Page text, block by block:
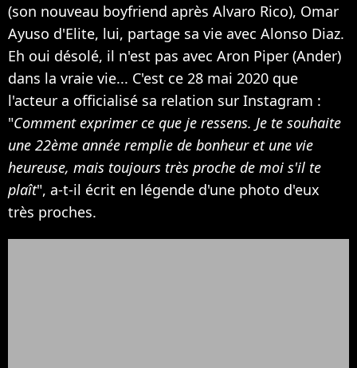
(son nouveau boyfriend après Alvaro Rico), Omar
Ayuso d'Elite, lui, partage sa vie avec Alonso Diaz.
Eh oui désolé, il n'est pas avec Aron Piper (Ander)
dans la vraie vie... C'est ce 28 mai 2020 que
l'acteur a officialisé sa relation sur Instagram :
"Comment exprimer ce que je ressens. Je te souhaite
une 22ème année remplie de bonheur et une vie
heureuse, mais toujours très proche de moi s'il te
plaît", a-t-il écrit en légende d'une photo d'eux
très proches.